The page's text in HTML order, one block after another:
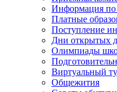
Информация
Платные
Поступление
Дни открытых
Олимпиады
Виртуальный
Общежития